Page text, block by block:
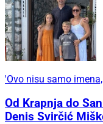
'Ovo nisu samo
Od Krapnja do
Denis Svirčić